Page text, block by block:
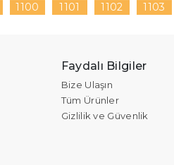
1100 1101 1102 1103
Faydalı Bilgiler
Bize Ulaşın
Tüm Ürünler
Gizlilik ve Güvenlik